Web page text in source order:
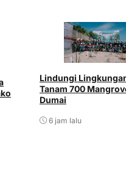
Lindungi
Tanam 700
Dumai
6 jam lalu